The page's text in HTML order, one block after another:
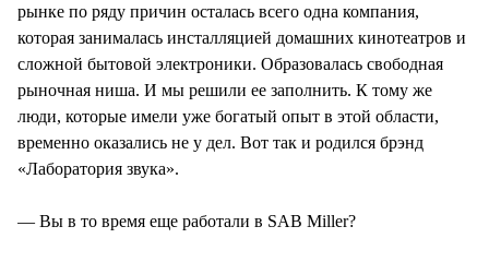
рынке по ряду причин осталась всего одна компания,
которая занималась инсталляцией домашних кинотеатров и
сложной бытовой электроники. Образовалась свободная
рыночная ниша. И мы решили ее заполнить. К тому же
люди, которые имели уже богатый опыт в этой области,
временно оказались не у дел. Вот так и родился брэнд
«Лаборатория звука».
— Вы в то время еще работали в SAB Miller?